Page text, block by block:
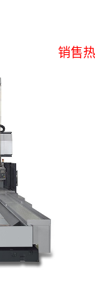
销售